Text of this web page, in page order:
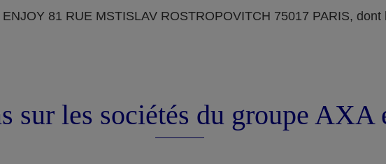
81 RUE MSTISLAV ROSTROPOVITCH 75017 PARIS,
sur les sociétés du groupe AXA